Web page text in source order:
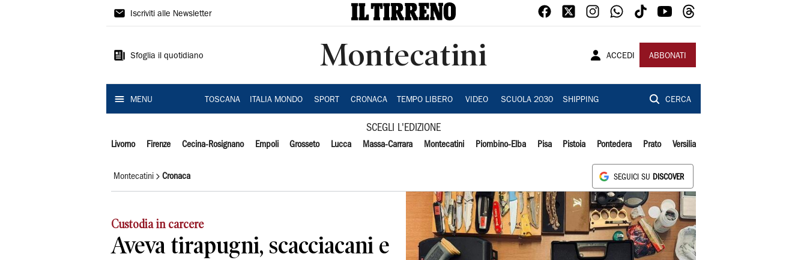
Il
Iscriviti alle Newsletter
Sfoglia il quotidiano Montecatini ACCEDI ABBONATI
MENU TOSCANA ITALIA MONDO SPORT CRONACA TEMPO LIBERO VIDEO SCUOLA 2030 SHIPPING CERCA
SCEGLI L'EDIZIONE
Livorno Firenze Cecina-Rosignano Empoli Grosseto Lucca Massa-Carrara Montecatini Piombino-Elba Pisa Pistoia Pontedera Prato Versilia
Montecatini Cronaca SEGUICI SU DISCOVER
Custodia in carcere
Aveva tirapugni, scacciacani e